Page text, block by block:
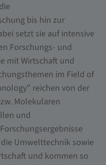
bis hin zur
setzt sie auf intensive
Forschungs- und
mit Wirtschaft und
im Field of
reichen von der
Molekularen
und
Umwelttechnik sowie
und kommen so